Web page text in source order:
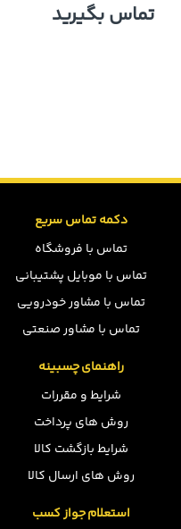
تماس بگیرید
دکمه تماس سریع
تماس با فروشگاه
تماس با موبایل پشتیبانی
تماس با مشاور خودرویی
تماس با مشاور صنعتی
راهنمای چسبینه
شرایط و مقررات
روش های پرداخت
شرایط بازگشت کالا
روش های ارسال کالا
استعلام جواز کسب